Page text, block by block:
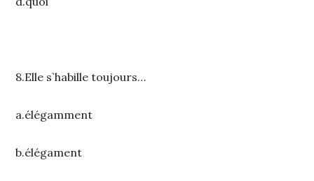
8.Elle s`habille toujours…
a.élégamment
b.élégament